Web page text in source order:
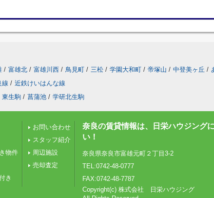
/ 富雄北 / 富雄川西 / 鳥見町 / 三松 / 学園大和町 / 帝塚山 / 中登美ヶ丘 /
線 / 近鉄けいはんな線
東生駒 / 菖蒲池 / 学研北生駒
物件
き
お問い合わせ
スタッフ紹介
周辺施設
売却査定
奈良の賃貸情報は、日栄ハウジング
い！
奈良県奈良市富雄元町２丁目3-2
TEL:0742-48-0777
FAX:0742-48-7787
Copyright(c) 株式会社 日栄ハウジング